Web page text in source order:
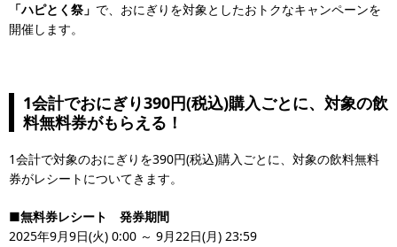
「ハピとく祭」 で、おにぎりを対象としたおトクなキャンペーンを
開催します。
1会計でおにぎり390円(税込)購入ごとに、対象の飲
料無料券がもらえる！
1会計で対象のおにぎりを390円(税込)購入ごとに、対象の飲料無料
券がレシートについてきます。
■無料券レシート 発券期間
2025年9月9日(火) 0:00 ～ 9月22日(月) 23:59